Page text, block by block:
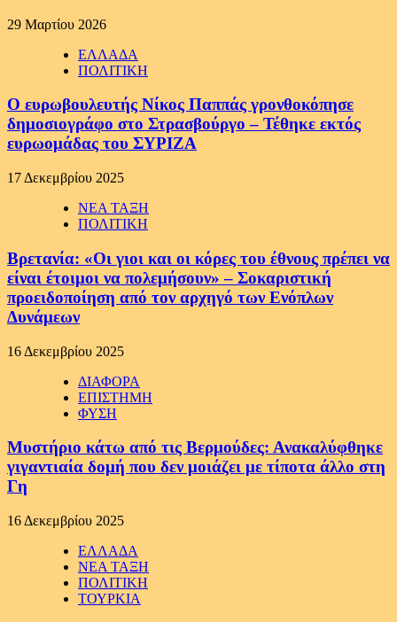
29 Μαρτίου 2026
ΕΛΛΑΔΑ
ΠΟΛΙΤΙΚΗ
Ο ευρωβουλευτής Νίκος Παππάς γρονθοκόπησε
δημοσιογράφο στο Στρασβούργο – Τέθηκε εκτός
ευρωομάδας του ΣΥΡΙΖΑ
17 Δεκεμβρίου 2025
ΝΕΑ ΤΑΞΗ
ΠΟΛΙΤΙΚΗ
Βρετανία: «Οι γιοι και οι κόρες του έθνους πρέπει να
είναι έτοιμοι να πολεμήσουν» – Σοκαριστική
προειδοποίηση από τον αρχηγό των Ενόπλων
Δυνάμεων
16 Δεκεμβρίου 2025
ΔΙΑΦΟΡΑ
ΕΠΙΣΤΗΜΗ
ΦΥΣΗ
Μυστήριο κάτω από τις Βερμούδες: Ανακαλύφθηκε
γιγαντιαία δομή που δεν μοιάζει με τίποτα άλλο στη
Γη
16 Δεκεμβρίου 2025
ΕΛΛΑΔΑ
ΝΕΑ ΤΑΞΗ
ΠΟΛΙΤΙΚΗ
ΤΟΥΡΚΙΑ